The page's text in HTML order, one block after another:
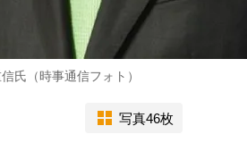
氏（時事通信フォト）
写真46枚